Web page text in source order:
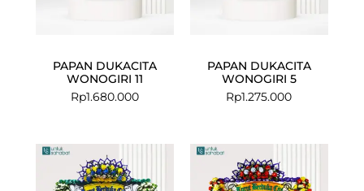
PAPAN DUKACITA
WONOGIRI 11
Rp1.680.000
PAPAN DUKACITA
WONOGIRI 5
Rp1.275.000
was:
is: